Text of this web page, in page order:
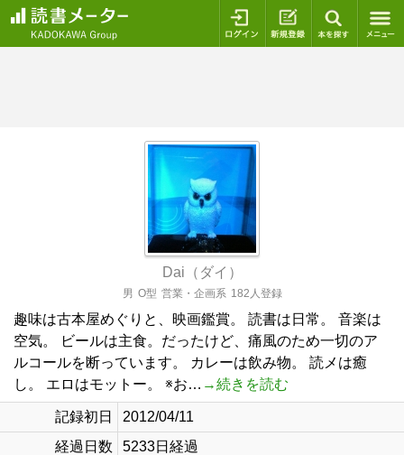
ログイン 新規登録
Dai（ダイ）
男 O型 営業・企画系 182人登録
趣味は古本屋めぐりと、映画鑑賞。 読書は日常。 音楽は
空気。 ビールは主食。だったけど、痛風のため一切のア
ルコールを断っています。 カレーは飲み物。 読メは癒
し。 エロはモットー。 ※お… →続きを読む
記録初日
2012/04/11
経過日数
5233日経過